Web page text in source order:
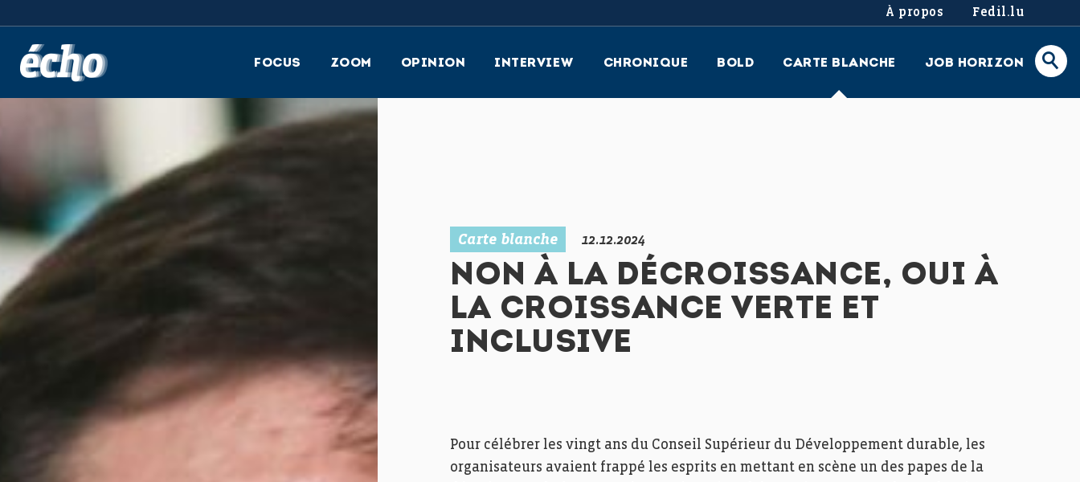
À propos Fedil.lu
FOCUS ZOOM OPINION INTERVIEW CHRONIQUE BOLD CARTE BLANCHE JOB HORIZON
Carte blanche 12.12.2024
NON À LA DÉCROISSANCE, OUI À
LA CROISSANCE VERTE ET
INCLUSIVE
Pour célébrer les vingt ans du Conseil Supérieur du Développement durable, les
organisateurs avaient frappé les esprits en mettant en scène un des papes de la